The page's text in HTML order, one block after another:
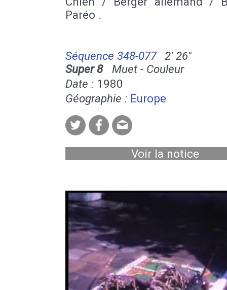
Paréo .
Séquence 348-077
2' 26''
Super 8Muet - Couleur
Date : 1980
Géographie : Europe
Voir la notice